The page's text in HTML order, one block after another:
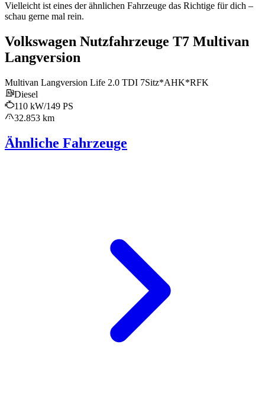
Vielleicht ist eines der ähnlichen Fahrzeuge das Richtige für dich –
schau gerne mal rein.
Volkswagen Nutzfahrzeuge T7 Multivan
Langversion
Multivan Langversion Life 2.0 TDI 7Sitz*AHK*RFK
Diesel
110 kW/149 PS
32.853 km
Ähnliche Fahrzeuge